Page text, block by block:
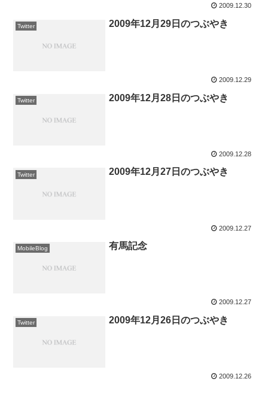
2009.12.30
Twitter 2009年12月29日のつぶやき
2009.12.29
Twitter 2009年12月28日のつぶやき
2009.12.28
Twitter 2009年12月27日のつぶやき
2009.12.27
MobileBlog 有馬記念
2009.12.27
Twitter 2009年12月26日のつぶやき
2009.12.26